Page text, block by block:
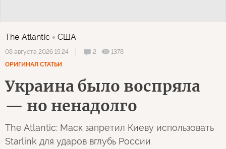
The Atlantic США
08 августа 2026 15:24 2
1378
ОРИГИНАЛ СТАТЬИ
Украина было воспряла
— но ненадолго
The Atlantic: Маск запретил Киеву использовать
Starlink для ударов вглубь России